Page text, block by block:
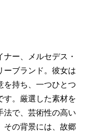
ナー、メルセデス・
ーブランド。彼女は
を持ち、一つひとつ
す。厳選した素材を
法で、芸術性の高い
その背景には、故郷